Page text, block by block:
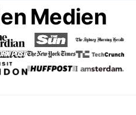
Medien